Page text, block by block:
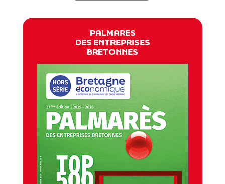
PALMARES
DES ENTREPRISES
BRETONNES